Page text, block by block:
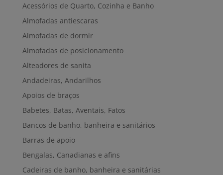
Acessórios de Quarto, Cozinha e Banho
Almofadas antiescaras
Almofadas de dormir
Almofadas de posicionamento
Alteadores de sanita
Andadeiras, Andarilhos
Apoios de braços
Babetes, Batas, Aventais, Fatos
Bancos de banho, banheira e sanitários
Barras de apoio
Bengalas, Canadianas e afins
Cadeiras de banho, banheira e sanitárias